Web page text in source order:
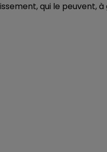
qui le peuvent,